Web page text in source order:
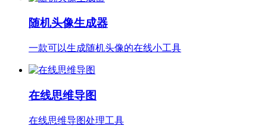
随机头像生成器
一款可以生成随机头像的在线小工具
在线思维导图
在线思维导图处理工具